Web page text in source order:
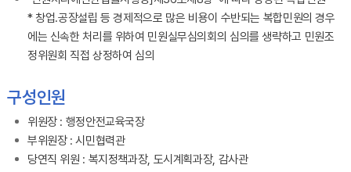
* 창업․공장설립 등 경제적으로 많은 비용이 수반되는 복합민원의 경우
에는 신속한 처리를 위하여 민원실무심의회의 심의를 생략하고 민원조
정위원회 직접 상정하여 심의
구성인원
위원장 : 행정안전교육국장
부위원장 : 시민협력관
당연직 위원 : 복지정책과장, 도시계획과장, 감사관